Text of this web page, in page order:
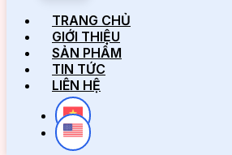
TRANG CHỦ
GIỚI THIỆU
SẢN PHẨM
TIN TỨC
LIÊN HỆ